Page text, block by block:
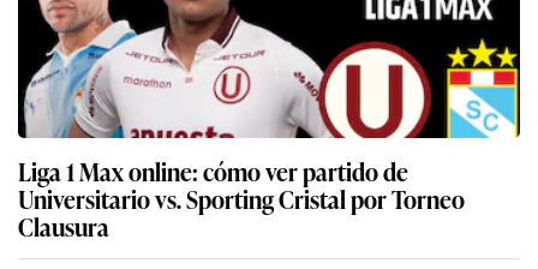
Liga 1 Max online: cómo ver partido de
Universitario vs. Sporting Cristal por Torneo
Clausura